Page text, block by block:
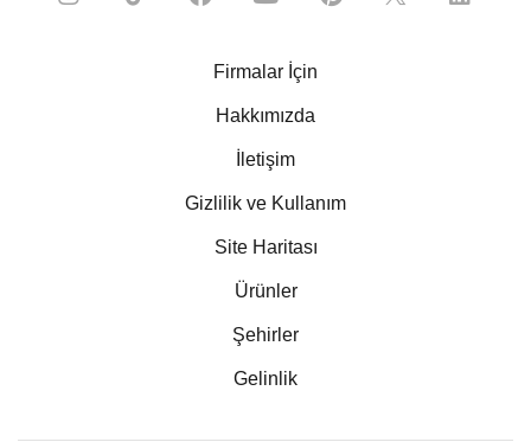
Firmalar İçin
Hakkımızda
İletişim
Gizlilik ve Kullanım
Site Haritası
Ürünler
Şehirler
Gelinlik